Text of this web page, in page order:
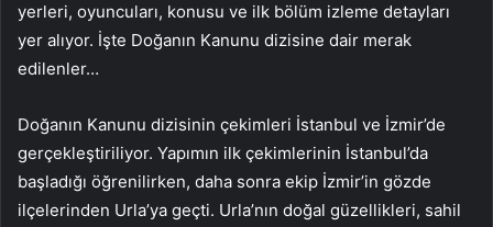
yerleri, oyuncuları, konusu ve ilk bölüm izleme detayları
yer alıyor. İşte Doğanın Kanunu dizisine dair merak
edilenler…
Doğanın Kanunu dizisinin çekimleri İstanbul ve İzmir’de
gerçekleştiriliyor. Yapımın ilk çekimlerinin İstanbul’da
başladığı öğrenilirken, daha sonra ekip İzmir’in gözde
ilçelerinden Urla’ya geçti. Urla’nın doğal güzellikleri, sahil